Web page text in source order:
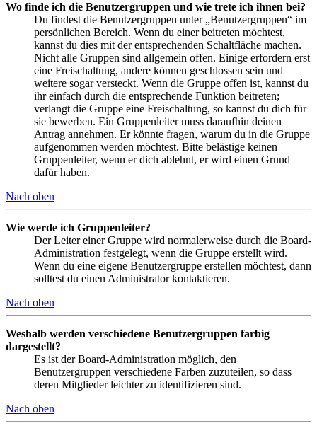
Wo finde ich die Benutzergruppen und wie trete ich ihnen bei?
Du findest die Benutzergruppen unter „Benutzergruppen“ im
persönlichen Bereich. Wenn du einer beitreten möchtest,
kannst du dies mit der entsprechenden Schaltfläche machen.
Nicht alle Gruppen sind allgemein offen. Einige erfordern erst
eine Freischaltung, andere können geschlossen sein und
weitere sogar versteckt. Wenn die Gruppe offen ist, kannst du
ihr einfach durch die entsprechende Funktion beitreten;
verlangt die Gruppe eine Freischaltung, so kannst du dich für
sie bewerben. Ein Gruppenleiter muss daraufhin deinen
Antrag annehmen. Er könnte fragen, warum du in die Gruppe
aufgenommen werden möchtest. Bitte belästige keinen
Gruppenleiter, wenn er dich ablehnt, er wird einen Grund
dafür haben.
Nach oben
Wie werde ich Gruppenleiter?
Der Leiter einer Gruppe wird normalerweise durch die Board-
Administration festgelegt, wenn die Gruppe erstellt wird.
Wenn du eine eigene Benutzergruppe erstellen möchtest, dann
solltest du einen Administrator kontaktieren.
Nach oben
Weshalb werden verschiedene Benutzergruppen farbig
dargestellt?
Es ist der Board-Administration möglich, den
Benutzergruppen verschiedene Farben zuzuteilen, so dass
deren Mitglieder leichter zu identifizieren sind.
Nach oben